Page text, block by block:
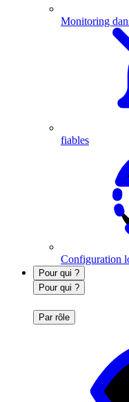
Monitoring
fiables
Configuration
Pour qui ?
Pour qui ?
Par rôle